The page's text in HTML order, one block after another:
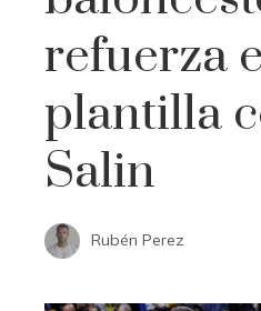
refuerza
plantilla
Salin
Rubén Perez